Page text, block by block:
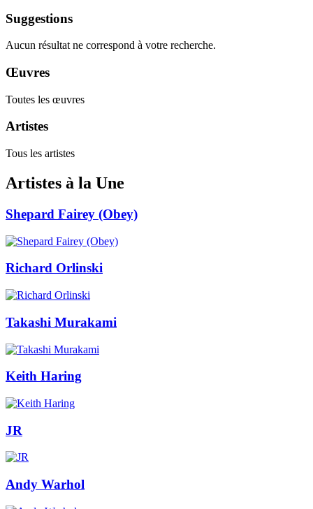
Suggestions
Aucun résultat ne correspond à votre recherche.
Œuvres
Toutes les œuvres
Artistes
Tous les artistes
Artistes à la Une
Shepard Fairey (Obey)
Richard Orlinski
Takashi Murakami
Keith Haring
JR
Andy Warhol